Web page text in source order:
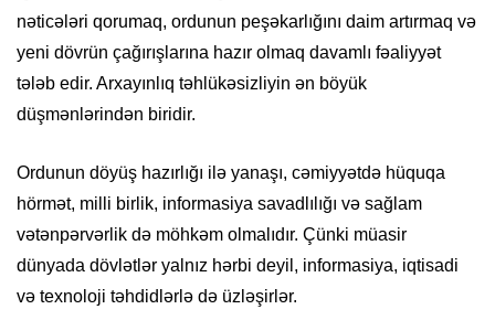
nəticələri qorumaq, ordunun peşəkarlığını daim artırmaq və
yeni dövrün çağırışlarına hazır olmaq davamlı fəaliyyət
tələb edir. Arxayınlıq təhlükəsizliyin ən böyük
düşmənlərindən biridir.
Ordunun döyüş hazırlığı ilə yanaşı, cəmiyyətdə hüquqa
hörmət, milli birlik, informasiya savadlılığı və sağlam
vətənpərvərlik də möhkəm olmalıdır. Çünki müasir
dünyada dövlətlər yalnız hərbi deyil, informasiya, iqtisadi
və texnoloji təhdidlərlə də üzləşirlər.